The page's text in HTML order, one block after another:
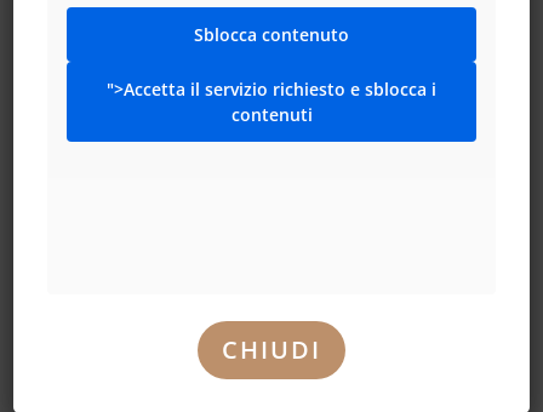
Informazioni aggiuntive
Sblocca contenuto
">Accetta il servizio richiesto e sblocca i
contenuti
CHIUDI